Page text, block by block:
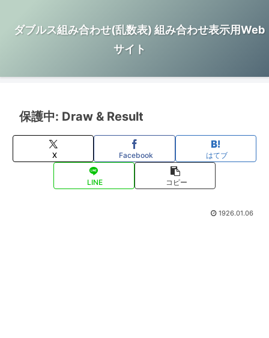
ダブルス組み合わせ(乱数表) 組み合わせ表示用Web
サイト
保護中: Draw & Result
X Facebook はてブ
LINE コピー
1926.01.06